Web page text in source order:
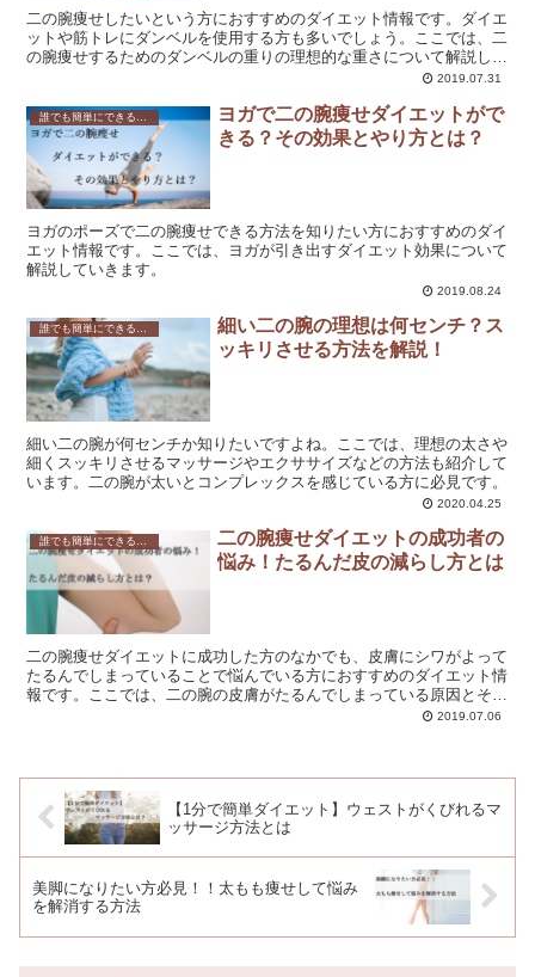
二の腕痩せしたいという方におすすめのダイエット情報です。ダイエ
ットや筋トレにダンベルを使用する方も多いでしょう。ここでは、二
の腕痩せするためのダンベルの重りの理想的な重さについて解説して
2019.07.31
ヨガで二の腕痩せダイエットがで
きる？その効果とやり方とは？
ヨガのポーズで二の腕痩せできる方法を知りたい方におすすめのダイ
エット情報です。ここでは、ヨガが引き出すダイエット効果について
解説していきます。
2019.08.24
誰でも簡単にできる！効果的な二の腕のダイエット方法とは？
細い二の腕の理想は何センチ？ス
ッキリさせる方法を解説！
細い二の腕が何センチか知りたいですよね。ここでは、理想の太さや
細くスッキリさせるマッサージやエクササイズなどの方法も紹介して
います。二の腕が太いとコンプレックスを感じている方に必見です。
2020.04.25
誰でも簡単にできる！効果的な二の腕のダイエット方法とは？
二の腕痩せダイエットの成功者の
悩み！たるんだ皮の減らし方とは
二の腕痩せダイエットに成功した方のなかでも、皮膚にシワがよって
たるんでしまっていることで悩んでいる方におすすめのダイエット情
報です。ここでは、二の腕の皮膚がたるんでしまっている原因とその
2019.07.06
【1分で簡単ダイエット】ウェストがくびれるマ
ッサージ方法とは
美脚になりたい方必見！！太もも痩せして悩み
を解消する方法